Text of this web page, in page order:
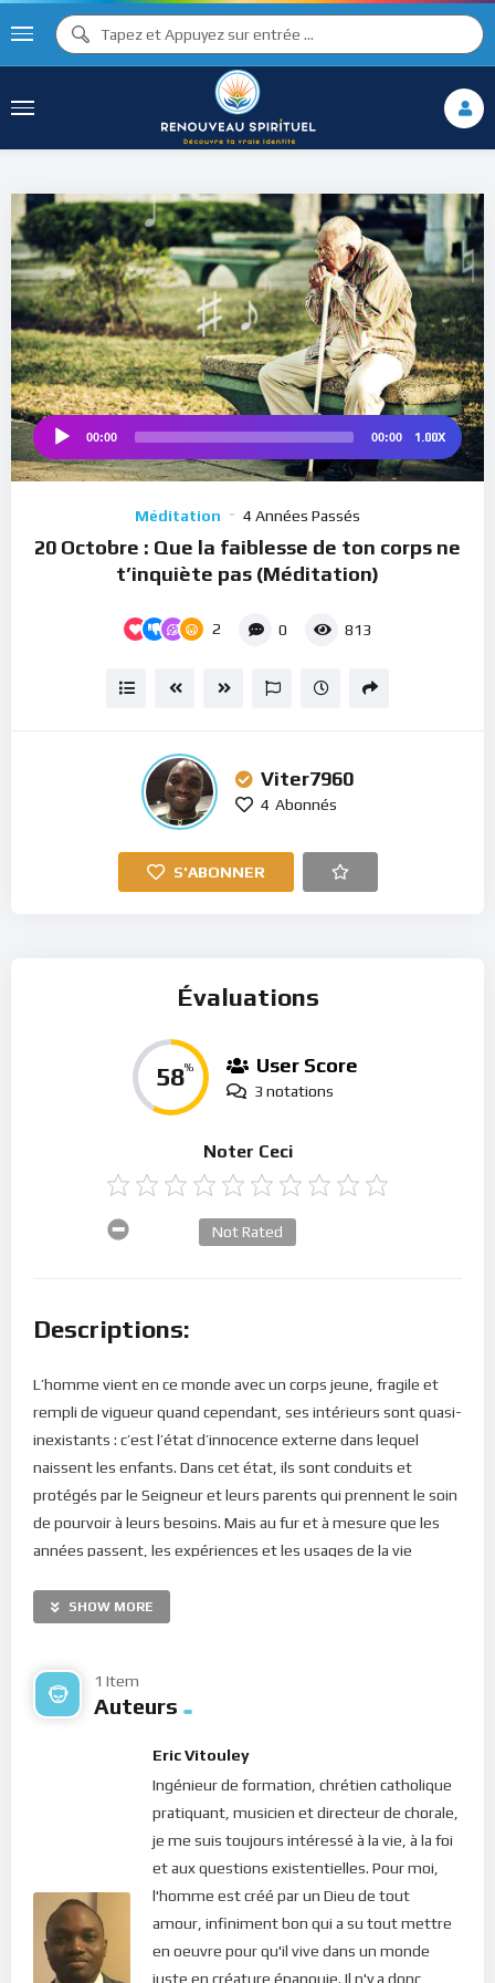
♫ ♩
♩
♯ ♪
♪
♯ ♬
♫
♮
Audio
00:00 00:00 1.00X
Méditation 4 Années Passés
20 Octobre : Que la faiblesse de ton corps ne
t’inquiète pas (Méditation)
2 0 813
Viter7960
4 Abonnés
S'ABONNER
Évaluations
58% User Score
3 notations
Noter Ceci
Not Rated
Descriptions:
L’homme vient en ce monde avec un corps jeune, fragile et
rempli de vigueur quand cependant, ses intérieurs sont quasi-
inexistants : c’est l’état d’innocence externe dans lequel
naissent les enfants. Dans cet état, ils sont conduits et
protégés par le Seigneur et leurs parents qui prennent le soin
de pourvoir à leurs besoins. Mais au fur et à mesure que les
années passent, les expériences et les usages de la vie
ainsi progressivement une grandeur d’âme et d’esprit tandis
commencent à se faire ressentir. À ce moment-là, celui ou
celle qui a Bien vécu, est bien plus intelligent(e) et plus sage :
se trouve la sagesse, Et dans une longue vie l’intelligence.”
Chers frères et soeurs, tout humain dans ce monde, est
soumis à la loi de l’espace et du temps, quant à ses externes.
Cela signifie que le poids de la gravité terrestre et les effets
de l’âge agissent sur notre corps qui perd progressivement de
SHOW MORE
1 Item
Auteurs
Eric Vitouley
Ingénieur de formation, chrétien catholique
pratiquant, musicien et directeur de chorale,
je me suis toujours intéressé à la vie, à la foi
et aux questions existentielles. Pour moi,
l'homme est créé par un Dieu de tout
amour, infiniment bon qui a su tout mettre
en oeuvre pour qu'il vive dans un monde
juste en créature épanouie. Il n'y a donc